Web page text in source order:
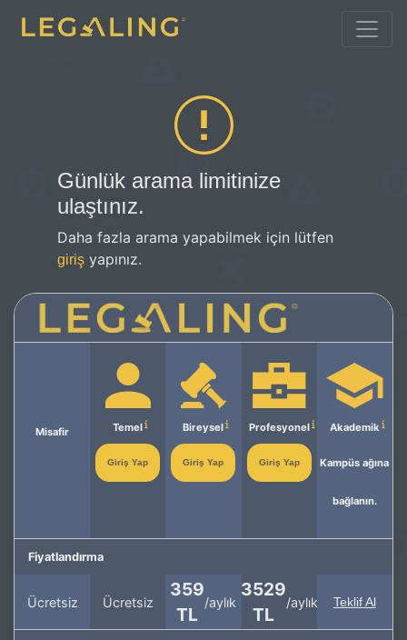
Günlük arama limitinize
ulaştınız.
Daha fazla arama yapabilmek için lütfen
giriş yapınız.
Misafir Temel
Giriş Yap
Bireysel
Giriş Yap
Profesyonel
Giriş Yap
Akademik
Kampüs ağına
bağlanın.
Fiyatlandırma
Ücretsiz Ücretsiz
359
TL
/aylık
3529
TL
/aylık Teklif Al